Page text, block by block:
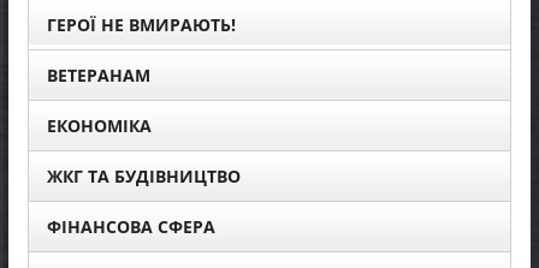
ГЕРОЇ НЕ ВМИРАЮТЬ!
ВЕТЕРАНАМ
ЕКОНОМІКА
ЖКГ ТА БУДІВНИЦТВО
ФІНАНСОВА СФЕРА